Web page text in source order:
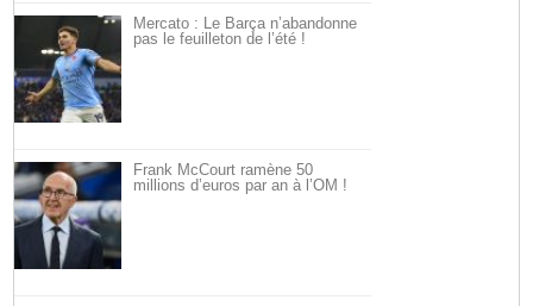
Mercato : Le Barça n’abandonne
pas le feuilleton de l’été !
Frank McCourt ramène 50
millions d’euros par an à l’OM !